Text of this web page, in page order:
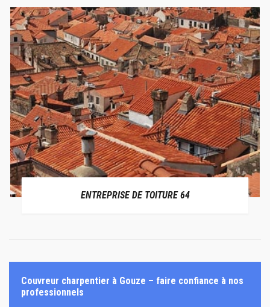
ENTREPRISE DE TOITURE 64
Couvreur charpentier à Gouze – faire confiance à nos
professionnels